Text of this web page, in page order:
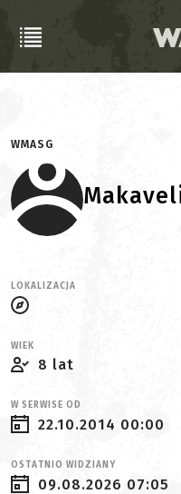
WMASG
LOKALIZACJA
WIEK
8 lat
W SERWISE OD
22.10.2014 00:00
OSTATNIO WIDZIANY
09.08.2026 07:05